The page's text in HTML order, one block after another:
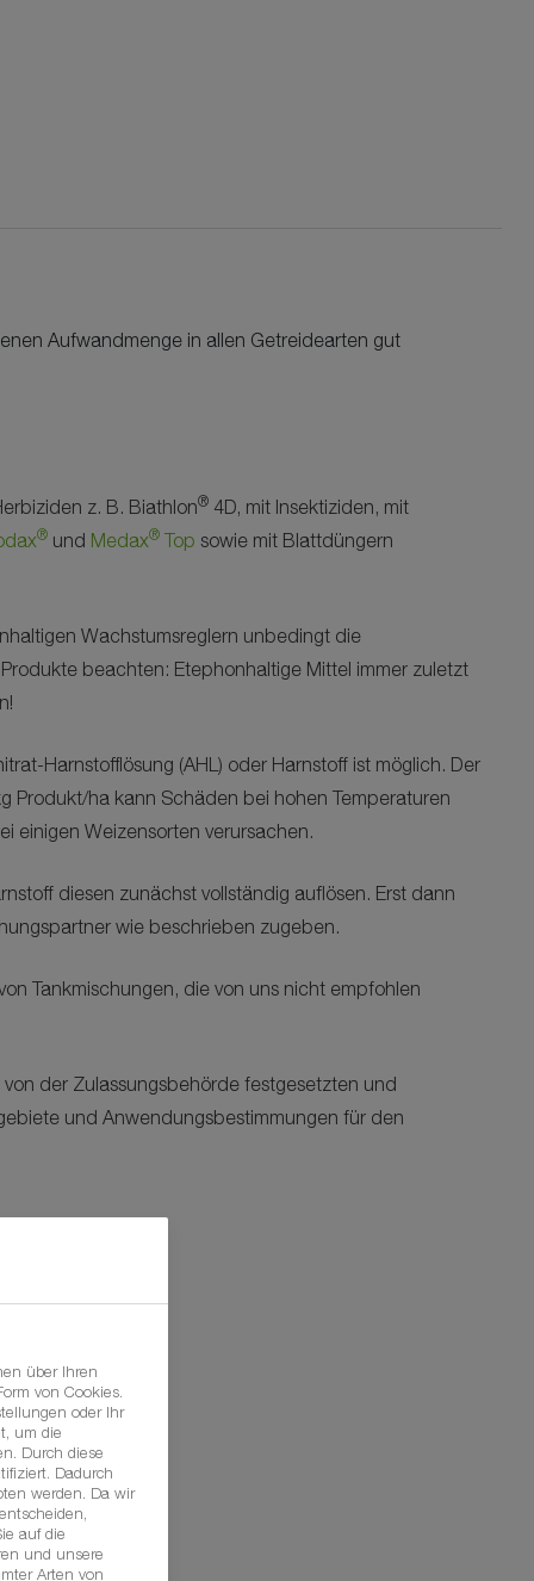
Aufwandmenge in allen Getreidearten gut
z. B. Biathlon® 4D, mit Insektiziden, mit
® und Medax® Top sowie mit Blattdüngern
Wachstumsreglern unbedingt die
beachten: Etephonhaltige Mittel immer zuletzt
Harnstofflösung (AHL) oder Harnstoff ist möglich. Der
Produkt/ha kann Schäden bei hohen Temperaturen
einigen Weizensorten verursachen.
diesen zunächst vollständig auflösen. Erst dann
wie beschrieben zugeben.
Tankmischungen, die von uns nicht empfohlen
der Zulassungsbehörde festgesetzten und
und Anwendungsbestimmungen für den
über Ihren
von Cookies.
oder Ihr
um die
Durch diese
Dadurch
werden. Da wir
auf die
und unsere
Arten von